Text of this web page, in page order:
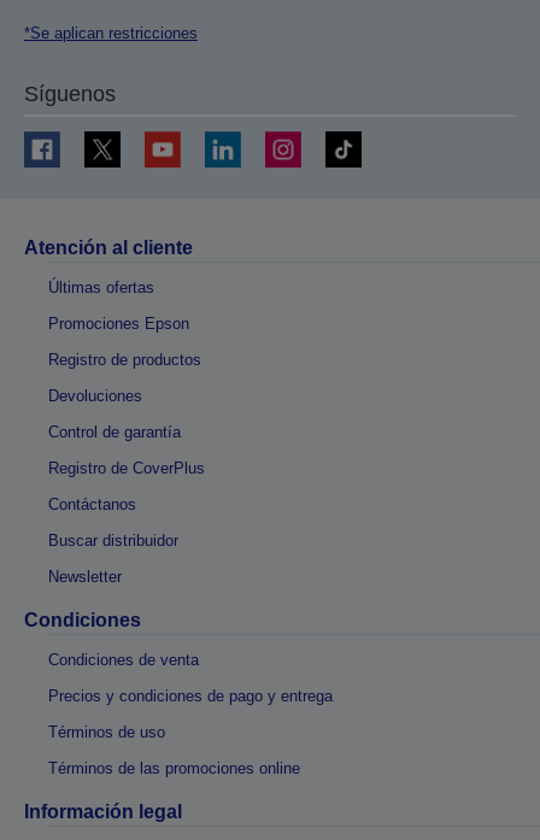
*Se aplican restricciones
Síguenos
Atención al cliente
Últimas ofertas
Promociones Epson
Registro de productos
Devoluciones
Control de garantía
Registro de CoverPlus
Contáctanos
Buscar distribuidor
Newsletter
Condiciones
Condiciones de venta
Precios y condiciones de pago y entrega
Términos de uso
Términos de las promociones online
Información legal